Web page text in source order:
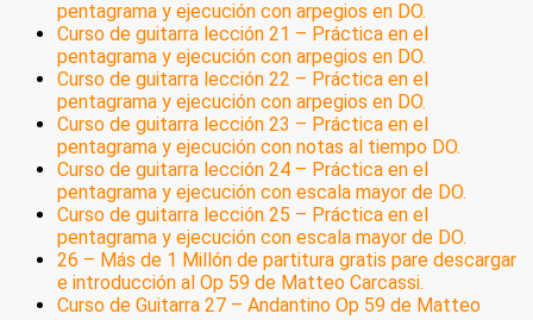
pentagrama y ejecución con arpegios en DO.
Curso de guitarra lección 21 – Práctica en el
pentagrama y ejecución con arpegios en DO.
Curso de guitarra lección 22 – Práctica en el
pentagrama y ejecución con arpegios en DO.
Curso de guitarra lección 23 – Práctica en el
pentagrama y ejecución con notas al tiempo DO.
Curso de guitarra lección 24 – Práctica en el
pentagrama y ejecución con escala mayor de DO.
Curso de guitarra lección 25 – Práctica en el
pentagrama y ejecución con escala mayor de DO.
26 – Más de 1 Millón de partitura gratis pare descargar
e introducción al Op 59 de Matteo Carcassi.
Curso de Guitarra 27 – Andantino Op 59 de Matteo